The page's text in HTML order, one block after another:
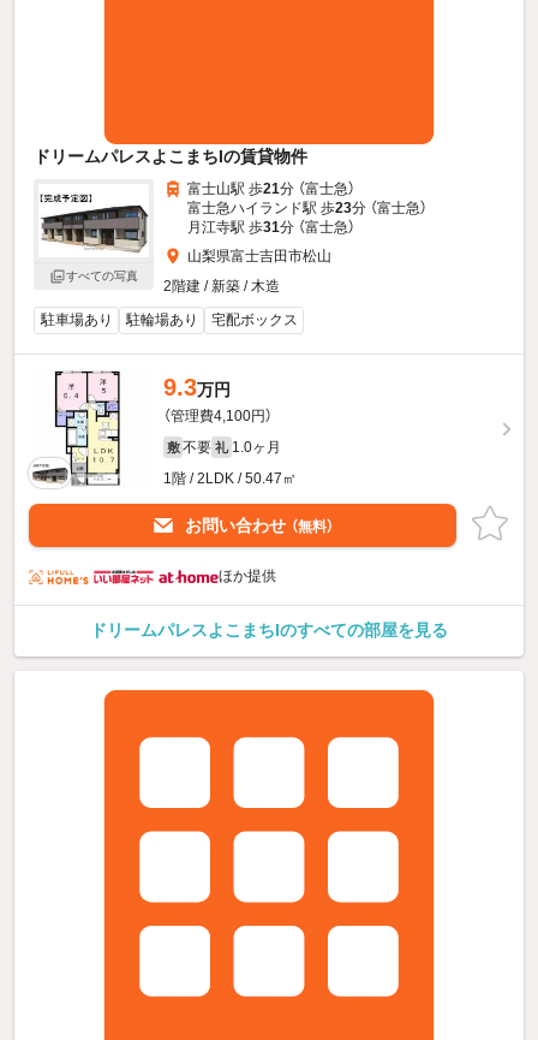
ドリームパレスよこまちIの賃貸物件
すべての写真
富士山駅 歩21分 （富士急）
富士急ハイランド駅 歩23分 （富士急）
月江寺駅 歩31分 （富士急）
山梨県富士吉田市松山
2階建 / 新築 / 木造
駐車場あり
駐輪場あり 宅配ボックス
9.3万円
（管理費4,100円）
敷 不要 礼 1.0ヶ月
1階 / 2LDK / 50.47㎡
お問い合わせ （無料）
ほか提供
ドリームパレスよこまちIのすべての部屋を見る